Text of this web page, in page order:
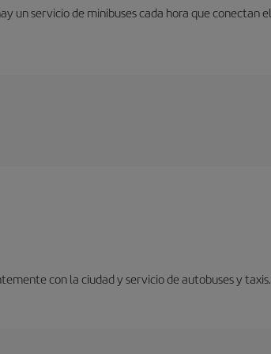
un servicio de minibuses cada hora que conectan el
con la ciudad y servicio de autobuses y taxis.